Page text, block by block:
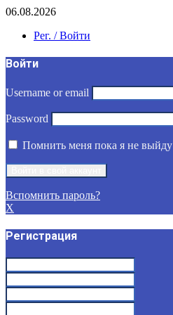
06.08.2026
Рег. / Войти
Войти
Username or email
Password
Помнить меня пока я не выйду
Вспомнить пароль?
X
Регистрация